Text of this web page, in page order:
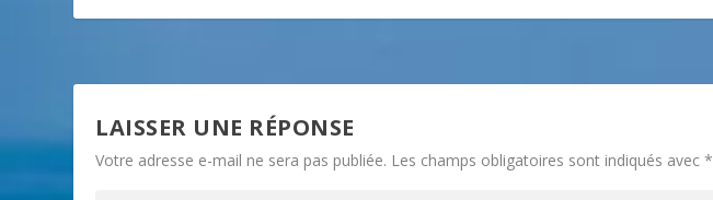
LAISSER UNE RÉPONSE
Votre adresse e-mail ne sera pas publiée. Les champs obligatoires sont indiqués avec*